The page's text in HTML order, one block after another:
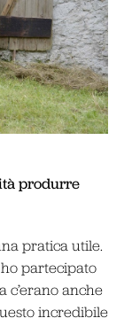
produrre
pratica utile.
partecipato
c’erano anche
incredibile